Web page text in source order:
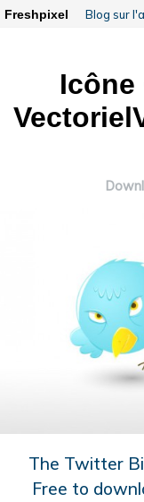
Freshpixel Blog sur
Icône
Vectoriel
The Twitter
Free to